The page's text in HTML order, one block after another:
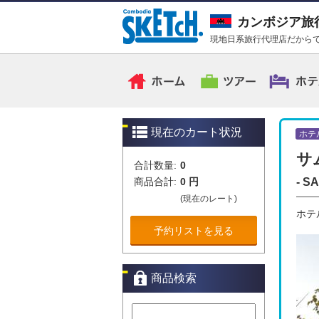
カンボジア旅
現地日系旅行代理店だから
現在のカート状況
合計数量: 0
商品合計: 0 円
(現在のレート)
予約リストを見る
商品検索
ホテ
サ
-
ホ